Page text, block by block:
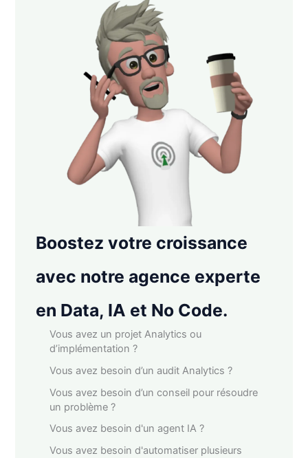
Boostez votre croissance
avec notre agence experte
en Data, IA et No Code.
Vous avez un projet Analytics ou
d’implémentation ?
Vous avez besoin d’un audit Analytics ?
Vous avez besoin d’un conseil pour résoudre
un problème ?
Vous avez besoin d'un agent IA ?
Vous avez besoin d'automatiser plusieurs